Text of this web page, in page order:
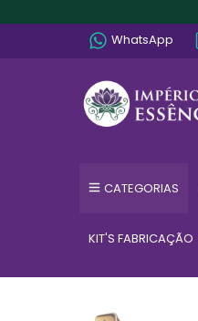
WhatsApp
CATEGORIAS
KIT'S FABRICAÇÃO